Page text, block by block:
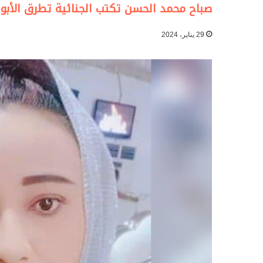
صباح محمد الحسن تكتب الجنائية تطرق
29 يناير، 2024